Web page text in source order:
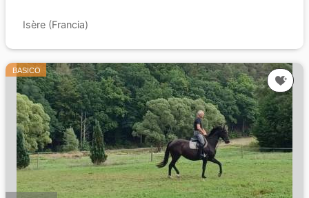
Isère (Francia)
BASICO